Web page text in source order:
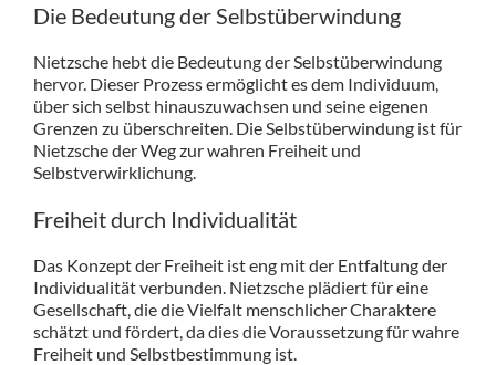
Die Bedeutung der Selbstüberwindung
Nietzsche hebt die Bedeutung der Selbstüberwindung
hervor. Dieser Prozess ermöglicht es dem Individuum,
über sich selbst hinauszuwachsen und seine eigenen
Grenzen zu überschreiten. Die Selbstüberwindung ist für
Nietzsche der Weg zur wahren Freiheit und
Selbstverwirklichung.
Freiheit durch Individualität
Das Konzept der Freiheit ist eng mit der Entfaltung der
Individualität verbunden. Nietzsche plädiert für eine
Gesellschaft, die die Vielfalt menschlicher Charaktere
schätzt und fördert, da dies die Voraussetzung für wahre
Freiheit und Selbstbestimmung ist.